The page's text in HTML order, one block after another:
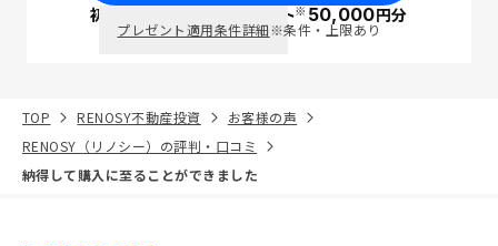
初回面談で ポイント※50,000円分
プレゼント適用条件詳細※条件・上限あり
TOP RENOSY不動産投資
お客様の声
RENOSY（リノシー）の評判・口コミ
納得して購入に至ることができました